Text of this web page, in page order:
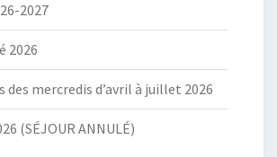
2027
2026
des mercredis d’avril à juillet 2026
(SÉJOUR ANNULÉ)